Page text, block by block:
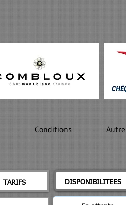
Conditions Autre